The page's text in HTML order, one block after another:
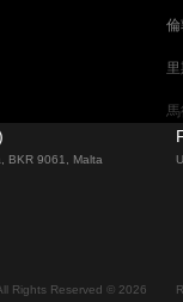
BKR 9061, Malta
Rights Reserved © 2026